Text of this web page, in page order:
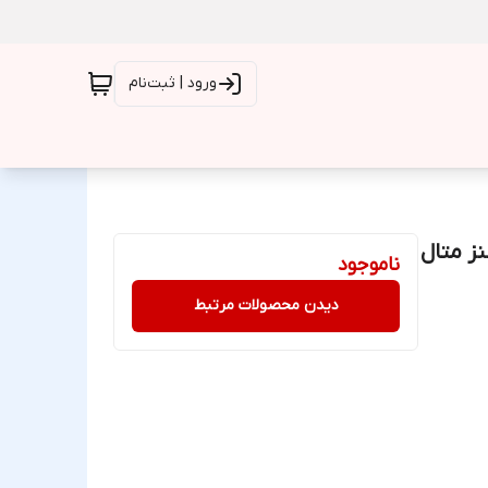
ورود | ثبت‌نام
متال
ناموجود
دیدن محصولات مرتبط